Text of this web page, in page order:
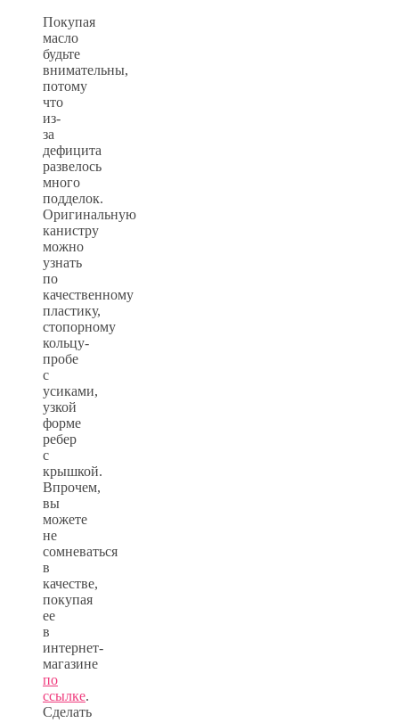
Покупая
масло
будьте
внимательны,
потому
что
из-
за
дефицита
развелось
много
подделок.
Оригинальную
канистру
можно
узнать
по
качественному
пластику,
стопорному
кольцу-
пробе
с
усиками,
узкой
форме
ребер
с
крышкой.
Впрочем,
вы
можете
не
сомневаться
в
качестве,
покупая
ее
в
интернет-
магазине
по
ссылке.
Сделать